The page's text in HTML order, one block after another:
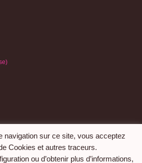
du Tourisme
navigation sur ce site, vous acceptez
Cookies et autres traceurs.
ou d’obtenir plus d’informations,